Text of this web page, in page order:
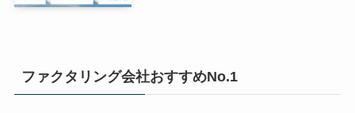
ファクタリング会社おすすめNo.1